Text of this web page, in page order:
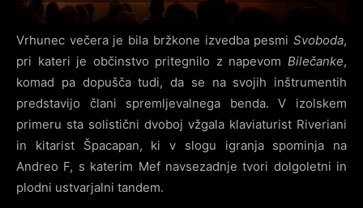
Vrhunec večera je bila bržkone izvedba pesmi Svoboda,
pri kateri je občinstvo pritegnilo z napevom Bilečanke,
komad pa dopušča tudi, da se na svojih inštrumentih
predstavijo člani spremljevalnega benda. V izolskem
primeru sta solistični dvoboj vžgala klaviaturist Riveriani
in kitarist Špacapan, ki v slogu igranja spominja na
Andreo F, s katerim Mef navsezadnje tvori dolgoletni in
plodni ustvarjalni tandem.